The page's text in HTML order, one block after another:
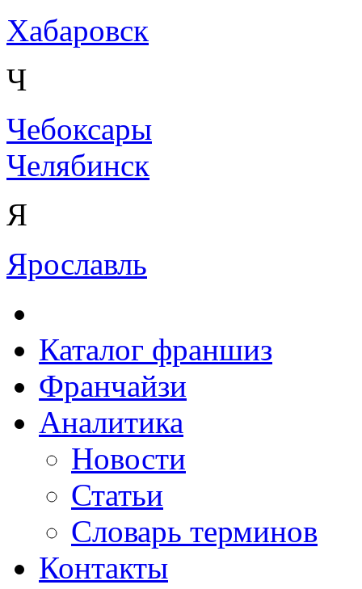
Хабаровск
Ч
Чебоксары
Челябинск
Я
Ярославль
Каталог франшиз
Франчайзи
Аналитика
Новости
Статьи
Словарь терминов
Контакты